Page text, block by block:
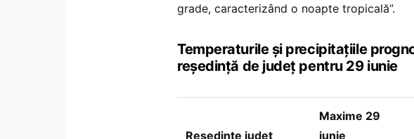
grade, caracterizând o noapte tropicală”.
Temperaturile și precipitațiile
reședință de județ pentru 29 iunie
Reședințe județ
Maxime 29
iunie